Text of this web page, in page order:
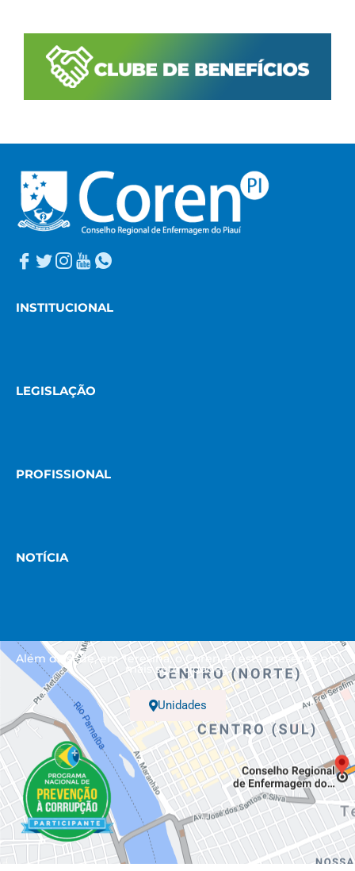
INSTITUCIONAL
LEGISLAÇÃO
PROFISSIONAL
NOTÍCIA
Além da sede, em Teresina, o Coren-PI está presente em
mais sete cidades.
Unidades